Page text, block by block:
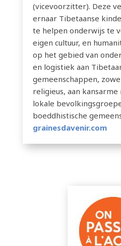
(vicevoorzitter). Deze
ernaar Tibetaanse
te helpen onderwijs te
eigen cultuur, en
op het gebied van
en logistiek aan
gemeenschappen,
religieus, aan
lokale
boeddhistische
grainesdavenir.com